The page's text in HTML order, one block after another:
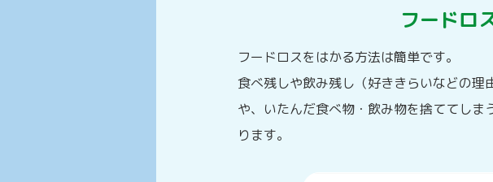
フードロ
フードロスをはかる方法は簡単です。
食べ残しや飲み残し（好ききらいなどの
や、いたんだ食べ物・飲み物を捨ててし
ります。